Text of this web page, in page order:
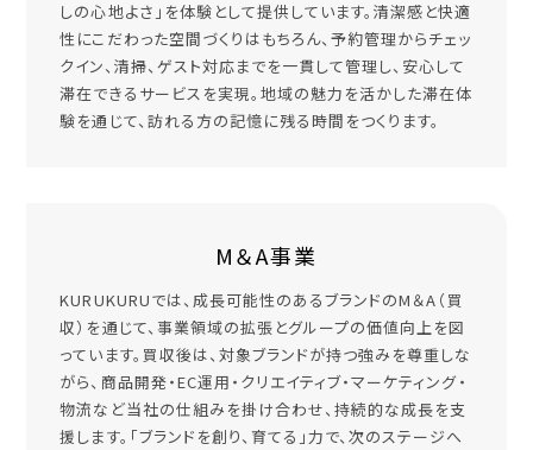
しの心地よさ」を体験として提供しています。清潔感と快適
性にこだわった空間づくりはもちろん、予約管理からチェッ
クイン、清掃、ゲスト対応までを一貫して管理し、安心して
滞在できるサービスを実現。地域の魅力を活かした滞在体
験を通じて、訪れる方の記憶に残る時間をつくります。
M＆A事業
KURUKURUでは、成長可能性のあるブランドのM＆A（買
収）を通じて、事業領域の拡張とグループの価値向上を図
っています。買収後は、対象ブランドが持つ強みを尊重しな
がら、商品開発・EC運用・クリエイティブ・マーケティング・
物流など当社の仕組みを掛け合わせ、持続的な成長を支
援します。「ブランドを創り、育てる」力で、次のステージへ